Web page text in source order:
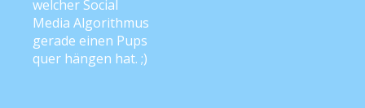
Von den restlichen 10 kg habe ich jetzt 3
Jahre nach der Geburt noch 3 kg übrig,
an welche ich mich sehr gewöhnen
welcher Social
Media Algorithmus
gerade einen Pups
quer hängen hat. ;)